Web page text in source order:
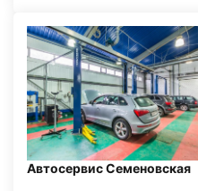
Автосервис Семеновская